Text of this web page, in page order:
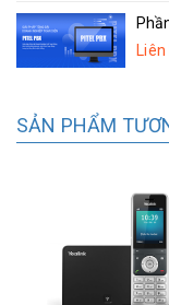
Liên
SẢN PHẨM